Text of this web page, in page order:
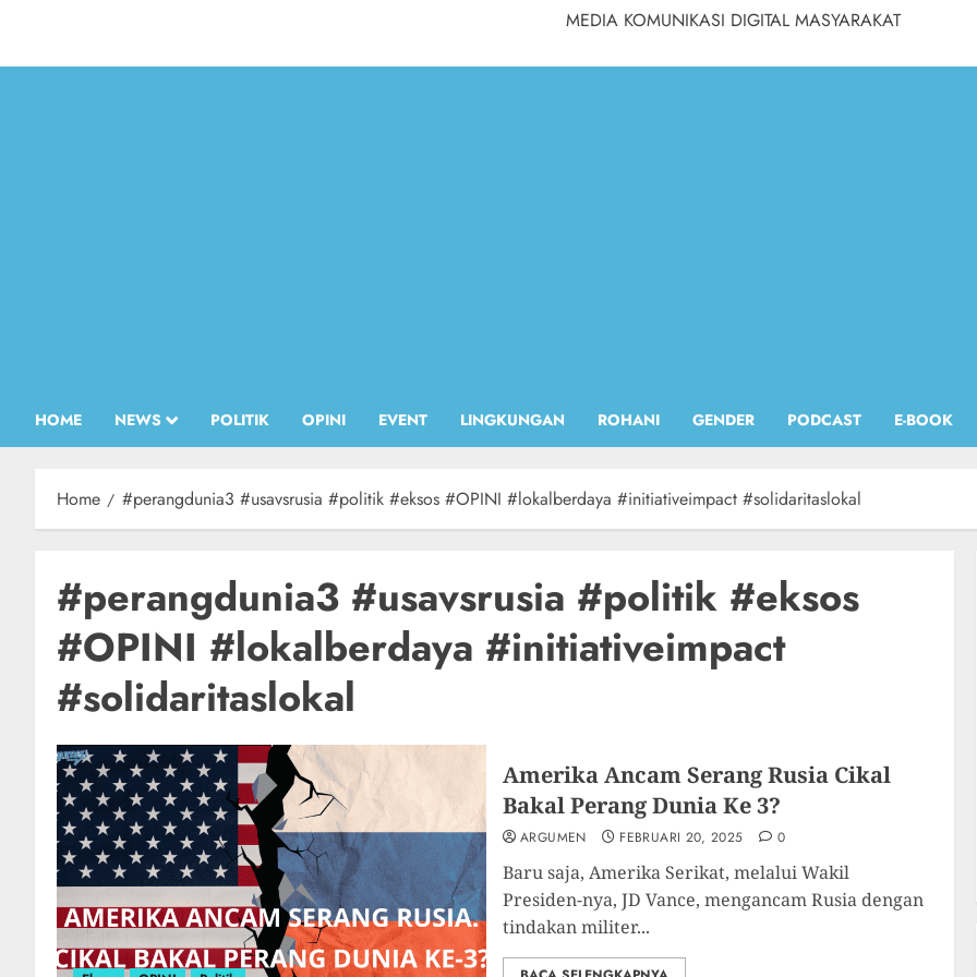
MEDIA KOMUNIKASI DIGITAL MASYARAKAT
HOME NEWS POLITIK OPINI EVENT LINGKUNGAN ROHANI GENDER PODCAST E-BOOK
Home #perangdunia3 #usavsrusia #politik #eksos #OPINI #lokalberdaya #initiativeimpact #solidaritaslokal
#perangdunia3 #usavsrusia #politik #eksos
#OPINI #lokalberdaya #initiativeimpact
#solidaritaslokal
Amerika Ancam Serang Rusia Cikal
Bakal Perang Dunia Ke 3?
ARGUMEN FEBRUARI 20, 2025 0
Baru saja, Amerika Serikat, melalui Wakil
Presiden-nya, JD Vance, mengancam Rusia dengan
tindakan militer...